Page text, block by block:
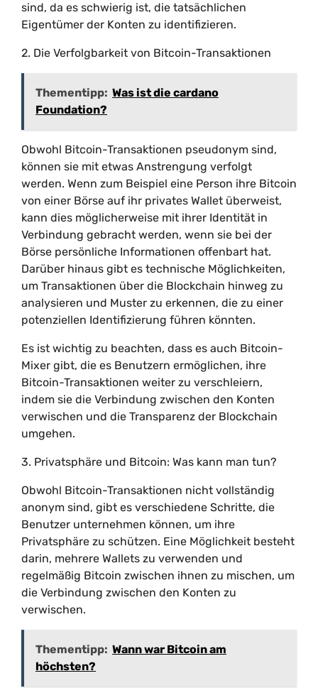
sind, da es schwierig ist, die tatsächlichen
Eigentümer der Konten zu identifizieren.
2. Die Verfolgbarkeit von Bitcoin-Transaktionen
Thementipp: Was ist die cardano
Foundation?
Obwohl Bitcoin-Transaktionen pseudonym sind,
können sie mit etwas Anstrengung verfolgt
werden. Wenn zum Beispiel eine Person ihre Bitcoin
von einer Börse auf ihr privates Wallet überweist,
kann dies möglicherweise mit ihrer Identität in
Verbindung gebracht werden, wenn sie bei der
Börse persönliche Informationen offenbart hat.
Darüber hinaus gibt es technische Möglichkeiten,
um Transaktionen über die Blockchain hinweg zu
analysieren und Muster zu erkennen, die zu einer
potenziellen Identifizierung führen könnten.
Es ist wichtig zu beachten, dass es auch Bitcoin-
Mixer gibt, die es Benutzern ermöglichen, ihre
Bitcoin-Transaktionen weiter zu verschleiern,
indem sie die Verbindung zwischen den Konten
verwischen und die Transparenz der Blockchain
umgehen.
3. Privatsphäre und Bitcoin: Was kann man tun?
Obwohl Bitcoin-Transaktionen nicht vollständig
anonym sind, gibt es verschiedene Schritte, die
Benutzer unternehmen können, um ihre
Privatsphäre zu schützen. Eine Möglichkeit besteht
darin, mehrere Wallets zu verwenden und
regelmäßig Bitcoin zwischen ihnen zu mischen, um
die Verbindung zwischen den Konten zu
verwischen.
Thementipp: Wann war Bitcoin am
höchsten?